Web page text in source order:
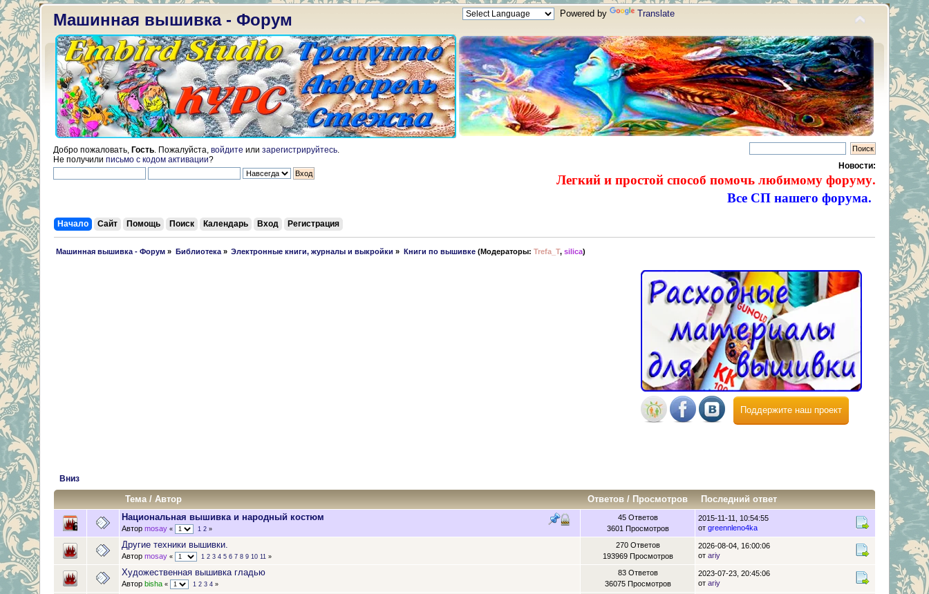
Машинная вышивка - Форум Powered by Translate
Добро пожаловать, Гость . Пожалуйста, войдите или зарегистрируйтесь
Не получили письмо с кодом активации?
Новости:
Легкий и простой способ помочь любимому форуму.
Все СП нашего форума.
Начало Сайт Помощь Поиск Календарь Вход Регистрация
Машинная вышивка - Форум » Библиотека» Электронные книги, журналы и выкройки » Книги по вышивке(Модераторы: Trefa_T, silica)
Поддержите наш проект
Вниз
Тема/Автор Ответов/ Просмотров
Последний ответ
Национальная вышивка и народный костюм
Автор mosay « 1 2 »
45 Ответов
3601 Просмотров
2015-11-11, 10:54:55
от greennleno4ka
Другие техники вышивки.
Автор mosay « 1 2 3 4 5 6 7 8 9 10 11 »
270 Ответов
193969 Просмотров
2026-08-04, 16:00:06
от ariy
Художественная вышивка гладью
Автор bisha « 1 2 3 4 »
83 Ответов
36075 Просмотров
2023-07-23, 20:45:06
от ariy